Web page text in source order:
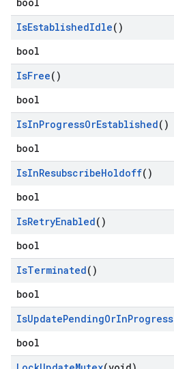
IsEstablishedIdle()
bool
IsFree()
bool
IsInProgressOrEstablished()
bool
IsInResubscribeHoldoff()
bool
IsRetryEnabled()
bool
IsTerminated()
bool
IsUpdatePendingOrInProgress
bool